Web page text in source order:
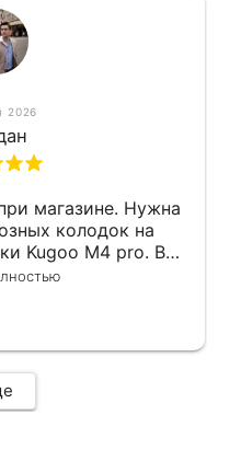
2026
магазине. Нужна
колодок на
Kugoo M4 pro. Всё
и в максимально
в этот